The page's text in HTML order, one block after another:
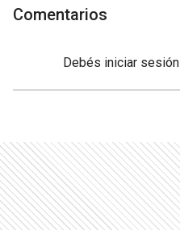
Comentarios
Debés iniciar sesión